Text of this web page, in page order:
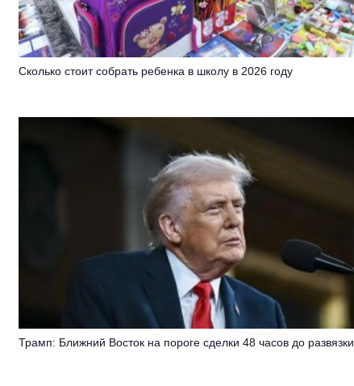
Сколько стоит собрать ребенка в школу в 2026 году
Трамп: Ближний Восток на пороге сделки 48 часов до развязки